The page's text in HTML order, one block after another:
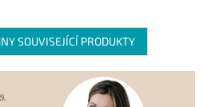
SOUVISEJÍCÍ PRODUKTY